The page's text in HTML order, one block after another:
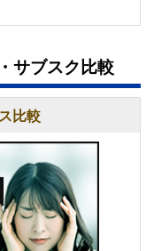
済に関する記事を、日々
かりやすく発信していま
する書籍・雑誌の編集経
ツを追求しています。
シャルプランナー、弁
続診断士、住宅ローンア
計士、社会保険労務
ャリアコンサルタントな
監修者として迎え、むず
サブスク比較
比較